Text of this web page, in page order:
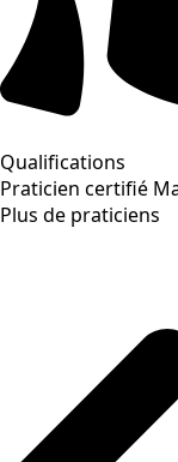
Qualifications
Praticien certifié
Plus de praticiens